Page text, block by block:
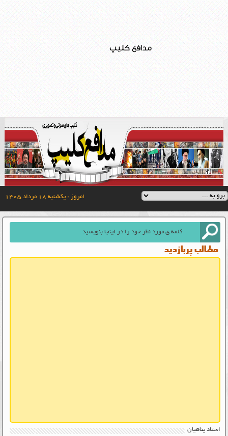
مدافع کلیپ
امروز : یکشنبه ۱۸ مرداد ۱۴۰۵
مطالب پربازدید
استاد پناهیان